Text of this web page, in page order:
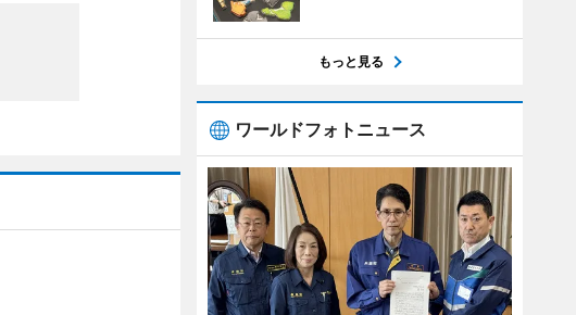
もっと見る
ワールドフォトニュース